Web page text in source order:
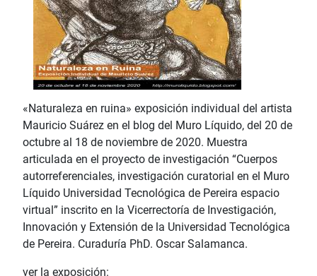
«Naturaleza en ruina» exposición individual del artista
Mauricio Suárez en el blog del Muro Líquido, del 20 de
octubre al 18 de noviembre de 2020. Muestra
articulada en el proyecto de investigación “Cuerpos
autorreferenciales, investigación curatorial en el Muro
Líquido Universidad Tecnológica de Pereira espacio
virtual” inscrito en la Vicerrectoría de Investigación,
Innovación y Extensión de la Universidad Tecnológica
de Pereira. Curaduría PhD. Oscar Salamanca.
ver la exposición: